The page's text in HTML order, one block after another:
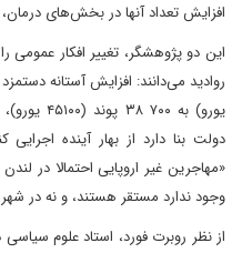
افزایش تعداد آنها در بخش‌های
این دو پژوهشگر، تغییر افکار
یورو) به
دولت بنا دارد از بهار آینده
«مهاجرین غیر اروپایی احتمالا در
وجود ندارد مستقر هستند، و نه در
از نظر روبرت فورد، استاد علوم